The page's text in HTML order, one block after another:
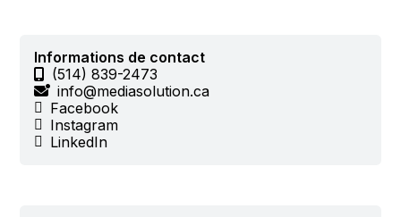
Informations de contact
(514) 839-2473
info@mediasolution.ca
Facebook
Instagram
LinkedIn